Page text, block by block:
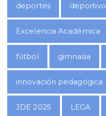
deportes deportivo
Excelencia Académica
fútbol gimnasia
innovación pedagógica
JDE 2025 LEGA